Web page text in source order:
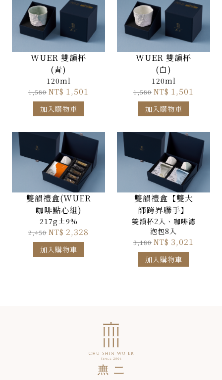
WUER 雙韻杯
(青)
120ml
1,580 NT$ 1,501
加入購物車
WUER 雙韻杯
(白)
120ml
1,580 NT$ 1,501
加入購物車
雙韻禮盒(WUER
咖啡點心組)
217g±9%
2,450 NT$ 2,328
加入購物車
雙韻禮盒【雙大
師跨界聯手】
雙韻杯2入、咖啡濾
泡包8入
3,180 NT$ 3,021
加入購物車